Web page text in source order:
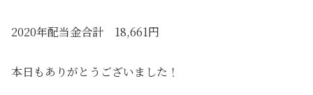
2020年配当金合計 18,661円
本日もありがとうございました！